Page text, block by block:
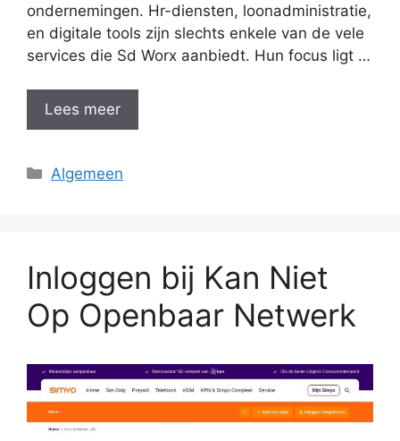
ondernemingen. Hr-diensten, loonadministratie,
en digitale tools zijn slechts enkele van de vele
services die Sd Worx aanbiedt. Hun focus ligt …
Lees meer
Categorieën
Algemeen
Inloggen bij Kan Niet
Op Openbaar Netwerk